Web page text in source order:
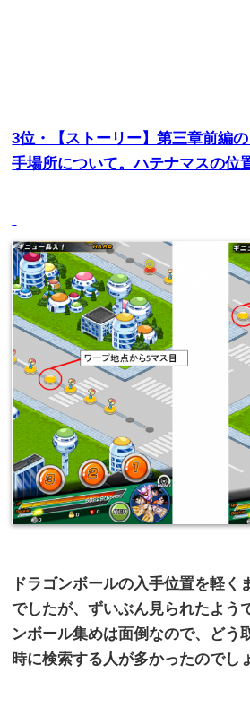
3位・【ストーリー】第三章前編
手場所について。ハテナマスの位
ドラゴンボールの入手位置を軽く
でしたが、ずいぶん見られたよう
ンボール集めは面倒なので、どう
時に検索する人が多かったのでし